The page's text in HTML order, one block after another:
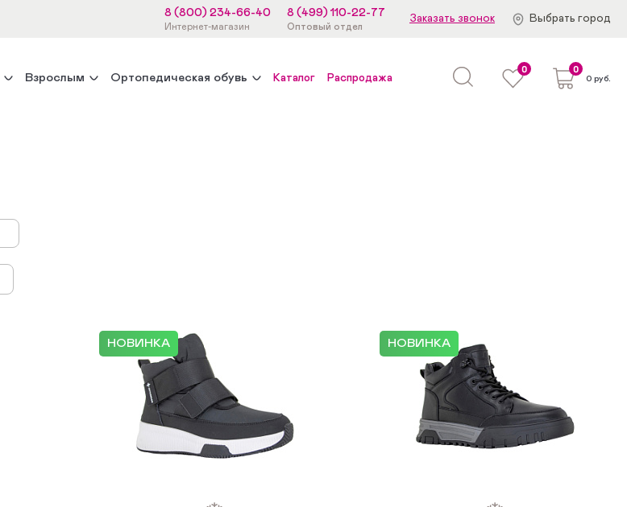
8 (800) 234-66-40
Интернет-магазин
8 (499) 110-22-77
Оптовый отдел
Заказать звонок Выбрать город
Взрослым Ортопедическая обувь Каталог Распродажа
0 0
0 руб.
НОВИНКА НОВИНКА